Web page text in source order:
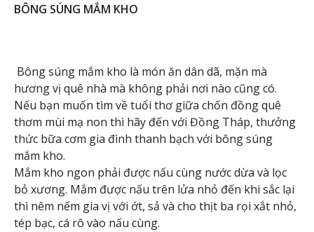
BÔNG SÚNG MẮM KHO
Bông súng mắm kho là món ăn dân dã, mặn mà
hương vị quê nhà mà không phải nơi nào cũng có.
Nếu bạn muốn tìm về tuổi thơ giữa chốn đồng quê
thơm mùi mạ non thì hãy đến với Đồng Tháp, thưởng
thức bữa cơm gia đình thanh bạch với bông súng
mắm kho.
Mắm kho ngon phải được nấu cùng nước dừa và lọc
bỏ xương. Mắm được nấu trên lửa nhỏ đến khi sắc lại
thì nêm nếm gia vị với ớt, sả và cho thịt ba rọi xắt nhỏ,
tép bạc, cá rô vào nấu cùng.